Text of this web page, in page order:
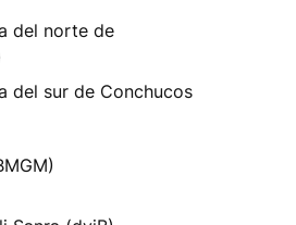
del norte de
del sur de Conchucos